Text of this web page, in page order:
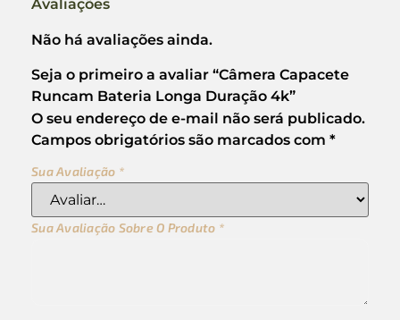
Avaliações
Não há avaliações ainda.
Seja o primeiro a avaliar “Câmera Capacete
Runcam Bateria Longa Duração 4k”
O seu endereço de e-mail não será publicado.
Campos obrigatórios são marcados com *
Sua Avaliação *
Sua Avaliação Sobre O Produto *